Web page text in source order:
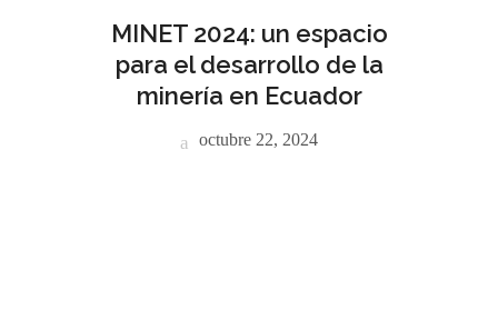
MINET 2024: un espacio
para el desarrollo de la
minería en Ecuador
octubre 22, 2024